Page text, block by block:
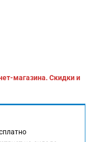
магазина. Скидки и